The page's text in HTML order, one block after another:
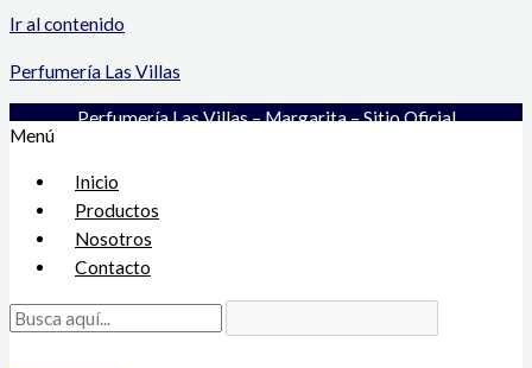
Ir al contenido
Perfumería Las Villas
Perfumería Las Villas – Margarita – Sitio Oficial
Menú
Inicio
Productos
Nosotros
Contacto